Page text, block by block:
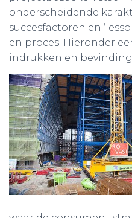
onderscheidende
succesfactoren en
en proces. Hieronder
indrukken en